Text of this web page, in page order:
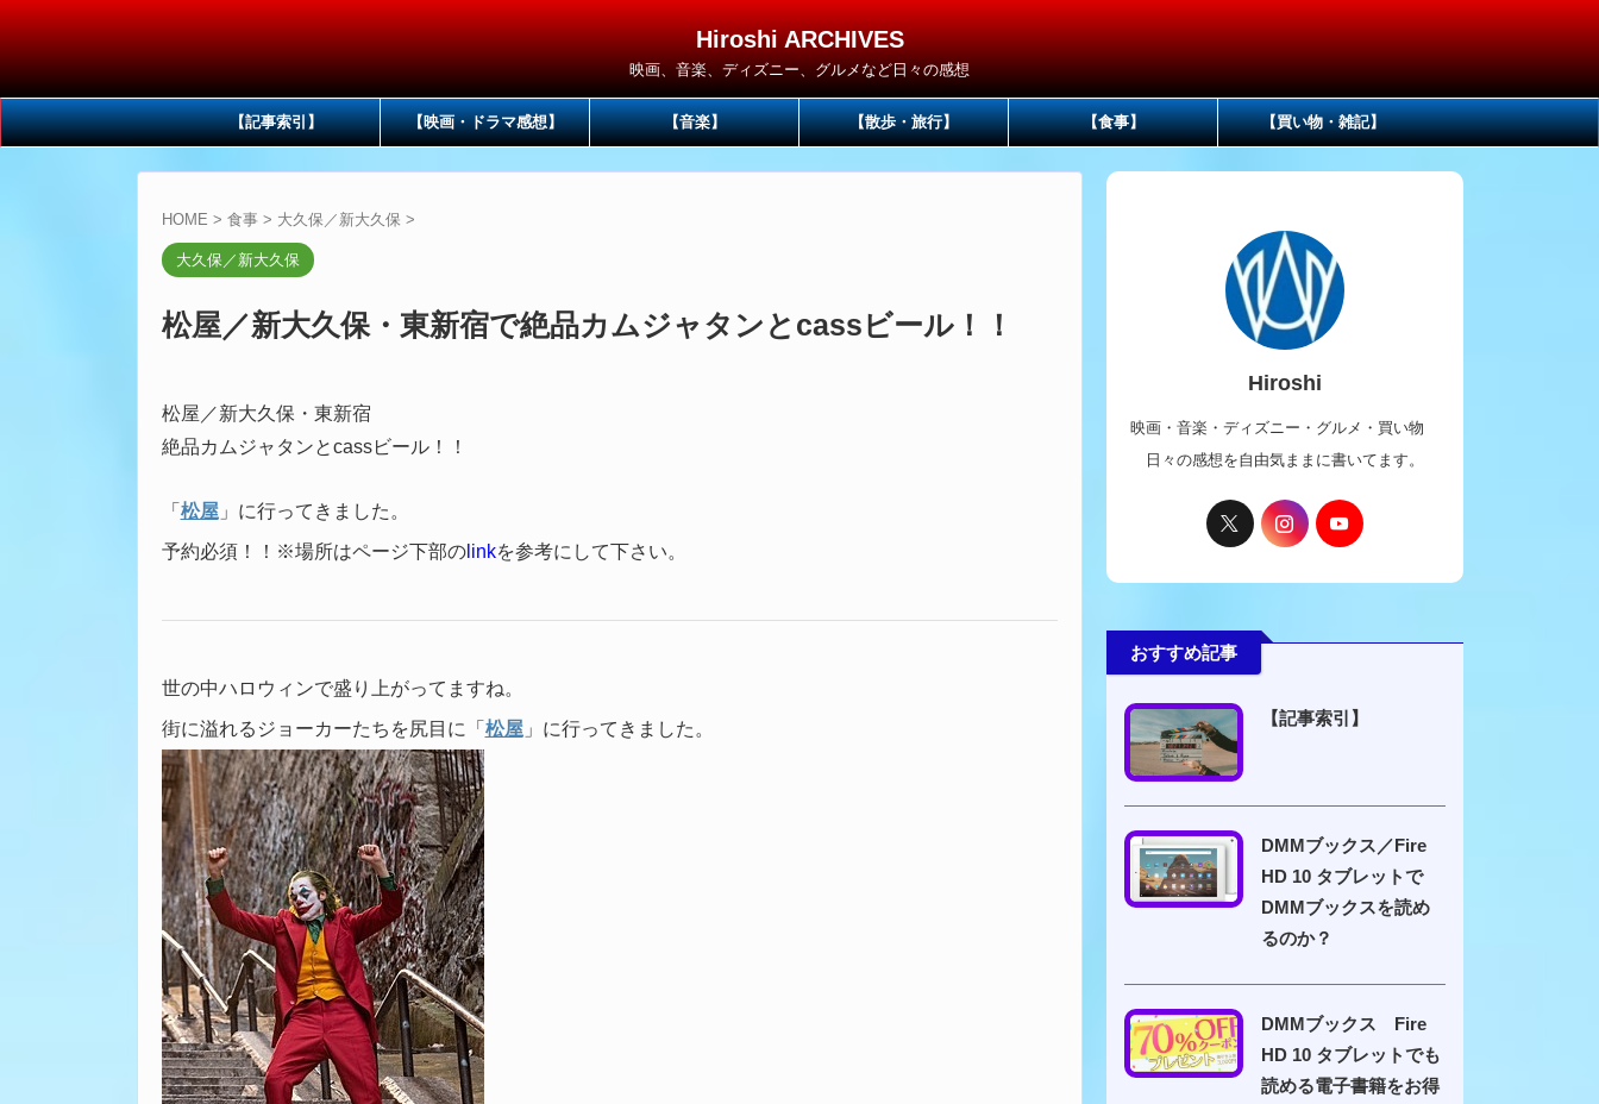
Hiroshi ARCHIVES
映画、音楽、ディズニー、グルメなど日々の感想
【記事索引】 【映画・ドラマ感想】 【音楽】 【散歩・旅行】 【食事】 【買い物・雑記】
HOME > 食事 > 大久保／新大久保 >
大久保／新大久保
松屋／新大久保・東新宿で絶品カムジャタンとcassビール！！
松屋／新大久保・東新宿
絶品カムジャタンとcassビール！！
「 松屋」に行ってきました。
予約必須！！※場所はページ下部のlinkを参考にして下さい。
世の中ハロウィンで盛り上がってますね。
街に溢れるジョーカーたちを尻目に「 松屋」に行ってきました。
Hiroshi
映画・音楽・ディズニー・グルメ・買い物
日々の感想を自由気ままに書いてます。
おすすめ記事
【記事索引】
DMMブックス／Fire
HD 10 タブレットで
DMMブックスを読め
るのか？
DMMブックス Fire
HD 10 タブレットでも
読める電子書籍をお得